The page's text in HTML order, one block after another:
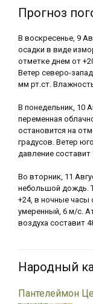
Прогноз
В воскресенье, 9
осадки в виде
отметке днем от
Ветер северо-
мм рт.ст.
В понедельник, 10
переменная
остановится на
градусов. Ветер
давление составит
Во вторник, 11
небольшой дождь.
+24, в ночные часы
умеренный, 6 м/с.
воздуха составит
Народный
Пантелеймон